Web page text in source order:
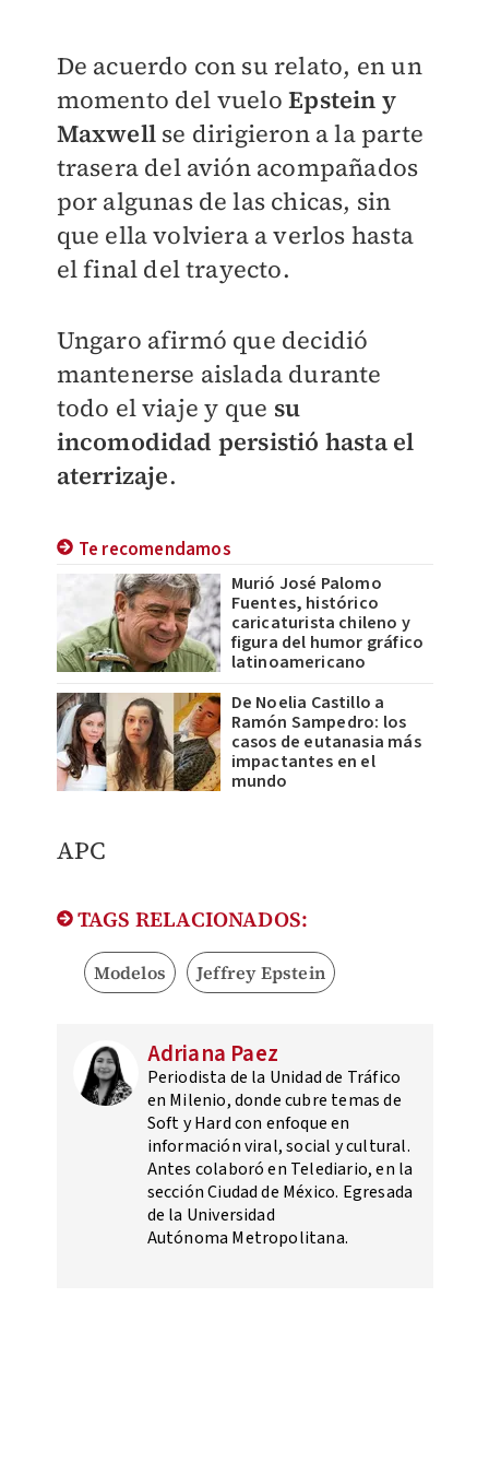
De acuerdo con su relato, en un
momento del vueloEpstein y
Maxwellse dirigieron a la parte
trasera del avión acompañados
por algunas de las chicas, sin
que ella volviera a verlos hasta
el final del trayecto.
Ungaro afirmó que decidió
mantenerse aislada durante
todo el viaje y que su
incomodidad persistió hasta el
aterrizaje.
Te recomendamos
Murió José Palomo
Fuentes, histórico
caricaturista chileno y
figura del humor gráfico
latinoamericano
De Noelia Castillo a
Ramón Sampedro: los
casos de eutanasia más
impactantes en el
mundo
APC
TAGS RELACIONADOS:
Modelos Jeffrey Epstein
Adriana Paez
Periodista de la Unidad de Tráfico
en Milenio, donde cubre temas de
Soft y Hard con enfoque en
información viral, social y cultural.
Antes colaboró en Telediario, en la
sección Ciudad de México. Egresada
de la Universidad
Autónoma Metropolitana.